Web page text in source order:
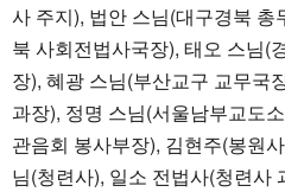
사 주지), 법안 스님(대구경북 총
북 사회전법사국장), 태오 스님(
장), 혜광 스님(부산교구 교무국
과장), 정명 스님(서울남부교도
관음회 봉사부장), 김현주(봉원
님(청련사), 일소 전법사(청련사